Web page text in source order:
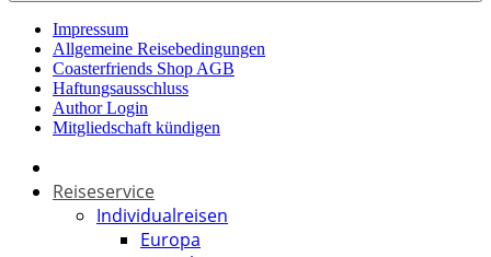
Impressum
Allgemeine Reisebedingungen
Coasterfriends Shop AGB
Haftungsausschluss
Author Login
Mitgliedschaft kündigen
Reiseservice
Individualreisen
Europa